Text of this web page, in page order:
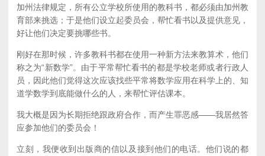
加州法律规定，所有公立学校所使用的教科书，都必须由加州教
育部来挑选；于是他们设立起委员会，帮忙看书以及提供意见，
好让他们决定要挑哪些书。
刚好在那时候，许多教科书都在使用一种新方法来教算术，他们
称之为“新数学”。由于平常帮忙看书的都是学校老师或者行政人
员，因此他们觉得这次应该找些平常将数学应用在科学上的、知
道学数学到底能做什么的人，来帮忙评估课本。
我大概是因为长期拒绝跟政府合作，而产生罪恶感——我居然答
应参加他们的委员会！
立刻，我便收到出版商的信以及接到他们的电话。他们说的都